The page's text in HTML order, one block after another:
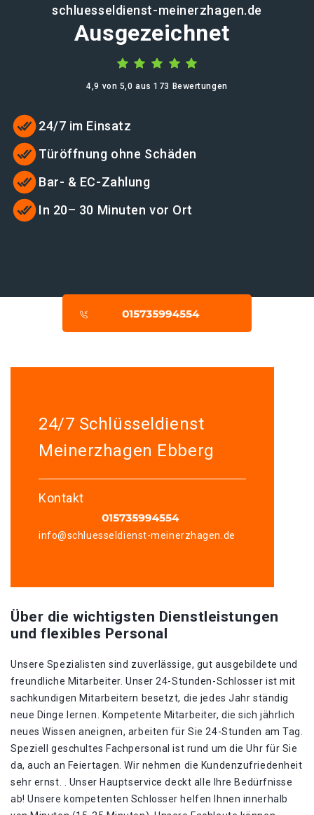
schluesseldienst-meinerzhagen.de
Ausgezeichnet
4,9 von 5,0 aus 173 Bewertungen
24/7 im Einsatz
Türöffnung ohne Schäden
Bar- & EC-Zahlung
In 20– 30 Minuten vor Ort
24/7 Schlüsseldienst
Meinerzhagen Ebberg
Kontakt
info@schluesseldienst-meinerzhagen.de
Über die wichtigsten Dienstleistungen
und flexibles Personal
Unsere Spezialisten sind zuverlässige, gut ausgebildete und
freundliche Mitarbeiter. Unser 24-Stunden-Schlosser ist mit
sachkundigen Mitarbeitern besetzt, die jedes Jahr ständig
neue Dinge lernen. Kompetente Mitarbeiter, die sich jährlich
neues Wissen aneignen, arbeiten für Sie 24-Stunden am Tag.
Speziell geschultes Fachpersonal ist rund um die Uhr für Sie
da, auch an Feiertagen. Wir nehmen die Kundenzufriedenheit
sehr ernst. . Unser Hauptservice deckt alle Ihre Bedürfnisse
ab! Unsere kompetenten Schlosser helfen Ihnen innerhalb